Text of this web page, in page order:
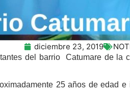
diciembre 23, 2019
del barrio Catumare de la
25 años de edad